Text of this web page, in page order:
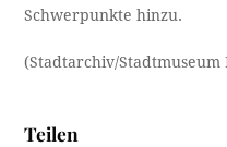
Schwerpunkte hinzu.
(Stadtarchiv/
Teilen